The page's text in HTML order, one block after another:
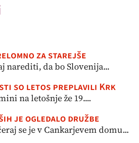
za starejše
narediti, da bo Slovenija...
so letos preplavili Krk
na letošnje že 19....
je ogledalo družbe
se je v Cankarjevem domu...